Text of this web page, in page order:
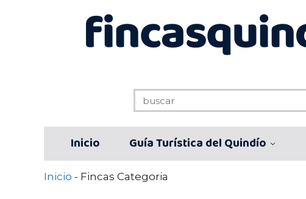
Inicio Guía Turística del Quindío
Inicio - Fincas Categoria